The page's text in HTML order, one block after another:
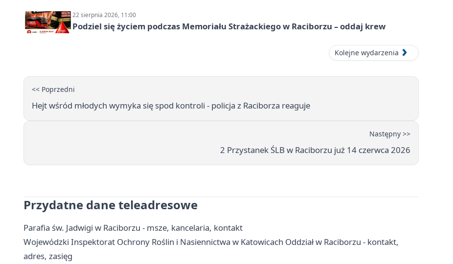
22 sierpnia 2026, 11:00
Podziel się życiem podczas Memoriału Strażackiego w Raciborzu – oddaj krew
Kolejne wydarzenia
<< Poprzedni
Hejt wśród młodych wymyka się spod kontroli - policja z Raciborza reaguje
Następny >>
2 Przystanek ŚLB w Raciborzu już 14 czerwca 2026
Przydatne dane teleadresowe
Parafia św. Jadwigi w Raciborzu - msze, kancelaria, kontakt
Wojewódzki Inspektorat Ochrony Roślin i Nasiennictwa w Katowicach Oddział w Raciborzu - kontakt,
adres, zasięg